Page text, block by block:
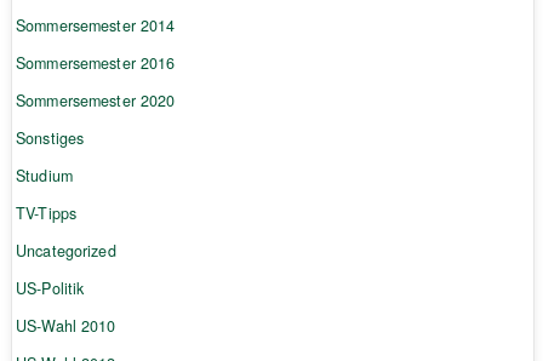
Sommersemester 2014
Sommersemester 2016
Sommersemester 2020
Sonstiges
Studium
TV-Tipps
Uncategorized
US-Politik
US-Wahl 2010